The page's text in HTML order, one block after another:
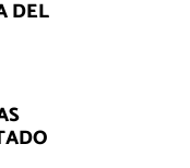
DEL